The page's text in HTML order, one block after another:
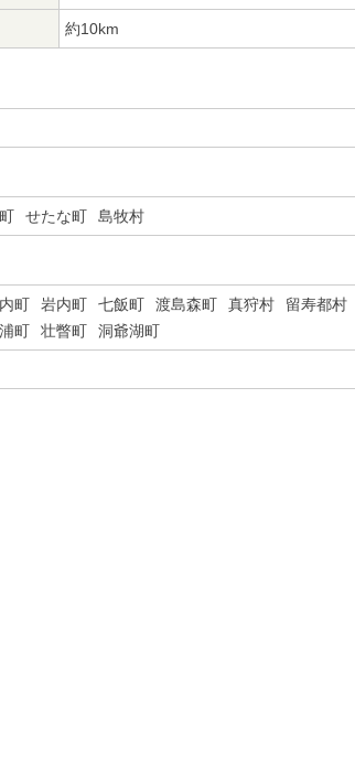
約10km
せたな町 島牧村
町 岩内町 七飯町 渡島森町 真狩村 留寿都村
町 壮瞥町 洞爺湖町